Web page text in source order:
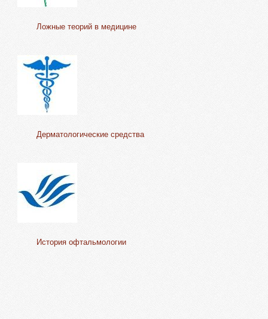
Ложные теорий в медицине
Дерматологические средства
История офтальмологии